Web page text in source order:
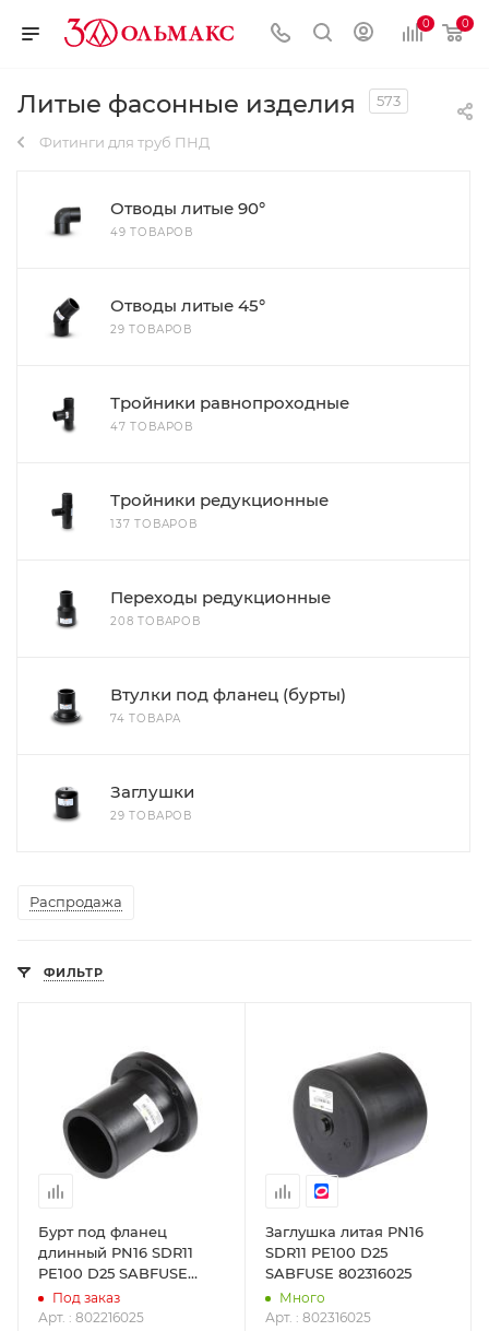
0 0
Литые фасонные изделия 573
Фитинги для труб ПНД
Отводы литые 90°
49 ТОВАРОВ
Отводы литые 45°
29 ТОВАРОВ
Тройники равнопроходные
47 ТОВАРОВ
Тройники редукционные
137 ТОВАРОВ
Переходы редукционные
208 ТОВАРОВ
Втулки под фланец (бурты)
74 ТОВАРА
Заглушки
29 ТОВАРОВ
Распродажа
ФИЛЬТР
Бурт под фланец
длинный PN16 SDR11
PE100 D25 SABFUSE
802216025
Под заказ
Арт. : 802216025
Заглушка литая PN16
SDR11 PE100 D25
SABFUSE 802316025
Много
Арт. : 802316025